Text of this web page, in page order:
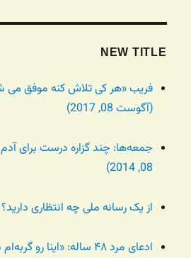
NEW TITLE
فریب «هر کی تلاش کنه موفق می
(آگوست 08, 2017)
جمعه‌ها: چند گزاره درست برای
08, 2014)
از یک رسانه ملی چه انتظاری دارید؟ -
ادعای مرد ۴۸ ساله: «اینا